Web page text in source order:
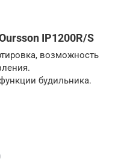
IP1200R/S
возможность
будильника.